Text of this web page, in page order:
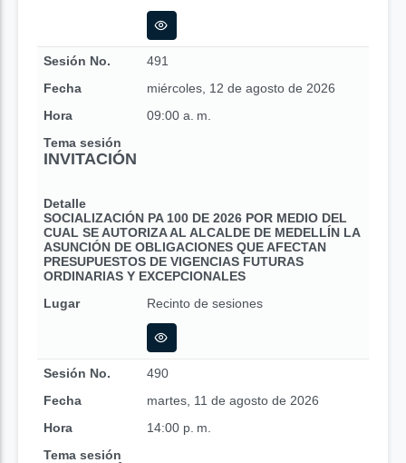
Sesión No.
491
Fecha
miércoles, 12 de agosto de 2026
Hora
09:00 a. m.
Tema sesión
INVITACIÓN
Detalle
SOCIALIZACIÓN PA 100 DE 2026 POR MEDIO DEL
CUAL SE AUTORIZA AL ALCALDE DE MEDELLÍN LA
ASUNCIÓN DE OBLIGACIONES QUE AFECTAN
PRESUPUESTOS DE VIGENCIAS FUTURAS
ORDINARIAS Y EXCEPCIONALES
Lugar
Recinto de sesiones
Sesión No.
490
Fecha
martes, 11 de agosto de 2026
Hora
14:00 p. m.
Tema sesión